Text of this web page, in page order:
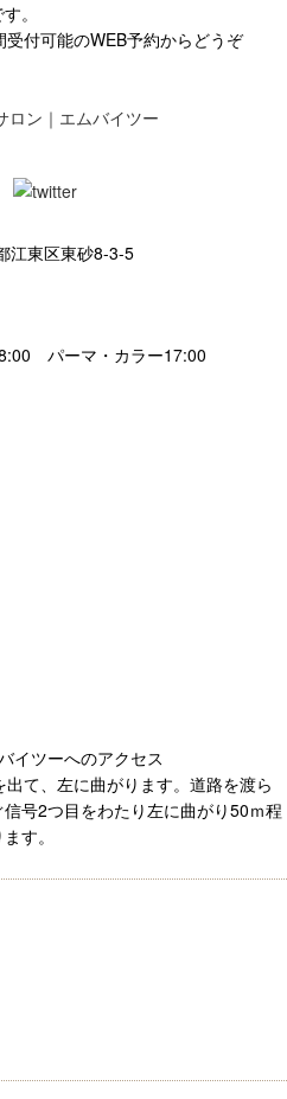
。
付可能のWEB予約からどうぞ
東区東砂8-3-5
パーマ・カラー17:00
イツーへのアクセス
て、左に曲がります。道路を渡ら
号2つ目をわたり左に曲がり50ｍ程
す。